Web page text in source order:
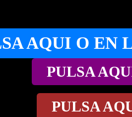
AQUI O EN
PULSA
PULSA